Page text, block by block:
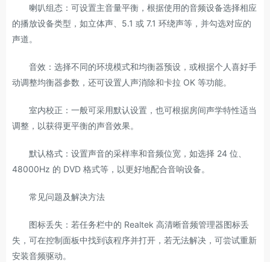
喇叭组态：可设置主音量平衡，根据使用的音频设备选择相应
的播放设备类型，如立体声、5.1 或 7.1 环绕声等，并勾选对应的
声道。
音效：选择不同的环境模式和均衡器预设，或根据个人喜好手
动调整均衡器参数，还可设置人声消除和卡拉 OK 等功能。
室内校正：一般可采用默认设置，也可根据房间声学特性适当
调整，以获得更平衡的声音效果。
默认格式：设置声音的采样率和音频位宽，如选择 24 位、
48000Hz 的 DVD 格式等，以更好地配合音响设备。
常见问题及解决方法
图标丢失：若任务栏中的 Realtek 高清晰音频管理器图标丢
失，可在控制面板中找到该程序并打开，若无法解决，可尝试重新
安装音频驱动。